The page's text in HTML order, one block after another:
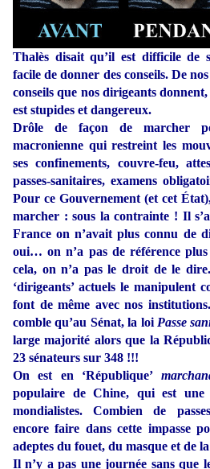
Thalès disait qu’il est difficile de
facile de donner des conseils. De
conseils que nos dirigeants
est stupides et dangereux.
Drôle de façon de marcher
macronienne qui restreint les
ses confinements, couvre-feu,
passes-sanitaires, examens
Pour ce Gouvernement (et cet
marcher : sous la contrainte ! Il
France on n’avait plus connu de
oui… on n’a pas de référence
cela, on n’a pas le droit de le
‘dirigeants’ actuels le manipulent
font de même avec nos
comble qu’au Sénat, la loi Passe
large majorité alors que la
23 sénateurs sur 348 !!!
On est en ‘République’
populaire de Chine, qui est une
mondialistes. Combien de
encore faire dans cette impasse
adeptes du fouet, du masque et de
Il n’y a pas une journée sans que